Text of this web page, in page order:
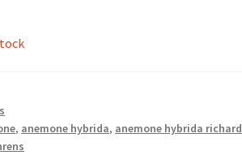
, anemone hybrida, anemone hybrida richard